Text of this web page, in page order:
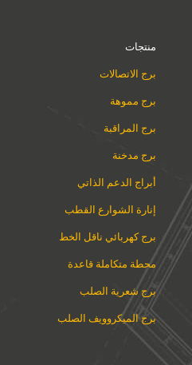
منتجات
برج الاتصالات
برج مموهة
برج المراقبة
برج مدخنة
أبراج الدعم الذاتي
إنارة الشوارع القطب
برج كهربائي ناقل الخط
محطة متكاملة قاعدة
برج شعرية الصلب
برج الميكروويف الصلب